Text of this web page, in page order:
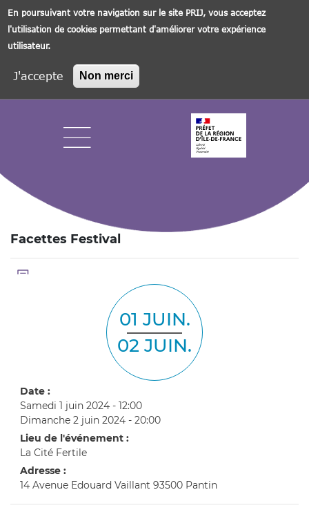
En poursuivant votre navigation sur le site PRIJ, vous acceptez
l'utilisation de cookies permettant d'améliorer votre expérience
utilisateur.
J'accepte Non merci
Facettes Festival
01 JUIN.
02 JUIN.
Date :
Samedi 1 juin 2024 - 12:00
Dimanche 2 juin 2024 - 20:00
Lieu de l'événement :
La Cité Fertile
Adresse :
14 Avenue Edouard Vaillant 93500 Pantin